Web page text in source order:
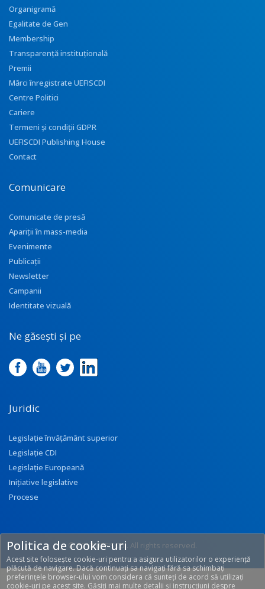
Organigramă
Egalitate de Gen
Membership
Transparenţă instituţională
Premii
Mărci înregistrate UEFISCDI
Centre Politici
Cariere
Termeni și condiții GDPR
UEFISCDI Publishing House
Contact
Comunicare
Comunicate de presă
Apariţii în mass-media
Evenimente
Publicații
Newsletter
Campanii
Identitate vizuală
Ne găsești și pe
Juridic
Legislație învățământ superior
Legislație CDI
Legislație Europeană
Inițiative legislative
Procese
© 2017 UEFISCDI. All rights reserved.
[T: 0.2833, O: 113]
Politica de cookie-uri
Acest site folosește cookie-uri pentru a asigura utilizatorilor o experiență
plăcută de navigare. Dacă continuați sa navigați fără sa schimbați
preferințele browser-ului vom considera că sunteți de acord să utilizați
cookie-uri pe acest site. Găsiți mai multe detalii și instrucțiuni despre